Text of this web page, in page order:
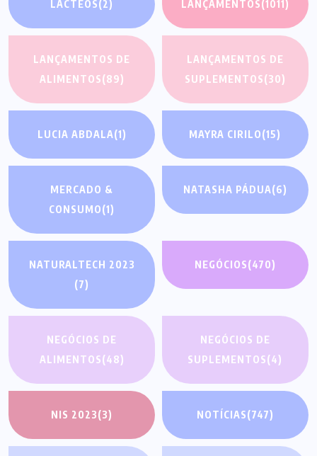
LÁCTEOS(2) LANÇAMENTOS(1011)
LANÇAMENTOS DE
ALIMENTOS(89)
LANÇAMENTOS DE
SUPLEMENTOS(30)
LUCIA ABDALA(1) MAYRA CIRILO(15)
MERCADO &
CONSUMO(1)
NATASHA PÁDUA(6)
NATURALTECH 2023
(7)
NEGÓCIOS(470)
NEGÓCIOS DE
ALIMENTOS(48)
NEGÓCIOS DE
SUPLEMENTOS(4)
NIS 2023(3) NOTÍCIAS(747)